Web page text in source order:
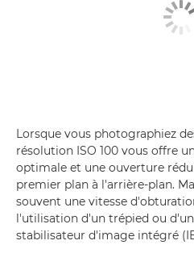
Lorsque vous photographiez
résolution ISO 100 vous offre
optimale et une ouverture
premier plan à l'arrière-plan.
souvent une vitesse
l'utilisation d'un trépied ou
stabilisateur d'image intégré